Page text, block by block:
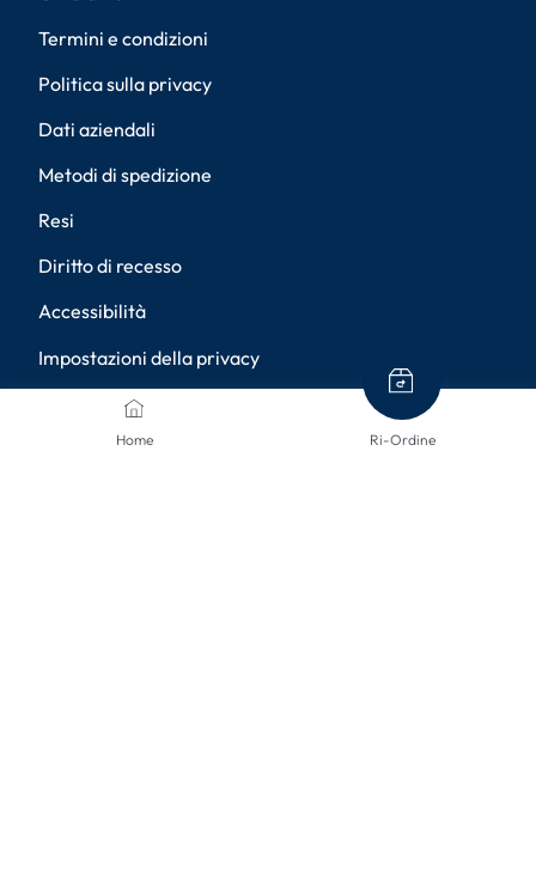
Home Ri-Ordine
Termini e condizioni
Politica sulla privacy
Dati aziendali
Metodi di spedizione
Resi
Diritto di recesso
Accessibilità
Impostazioni della privacy
METODI DI PAGAMENTO